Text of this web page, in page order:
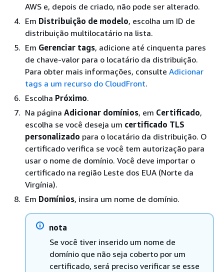
AWS e, depois de criado, não pode ser alterado.
Em Distribuição de modelo, escolha um ID de
distribuição multilocatário na lista.
Em Gerenciar tags, adicione até cinquenta pares
de chave-valor para o locatário da distribuição.
Para obter mais informações, consulte Adicionar
tags a um recurso do CloudFront.
Escolha Próximo.
Na página Adicionar domínios, em Certificado,
escolha se você deseja um certificado TLS
personalizado para o locatário da distribuição. O
certificado verifica se você tem autorização para
usar o nome de domínio. Você deve importar o
certificado na região Leste dos EUA (Norte da
Virgínia).
Em Domínios, insira um nome de domínio.
nota
Se você tiver inserido um nome de
domínio que não seja coberto por um
certificado, será preciso verificar se esse